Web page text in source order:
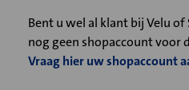
Bent u wel al klant bij Velu
nog geen shopaccount voor
Vraag hier uw shopaccount